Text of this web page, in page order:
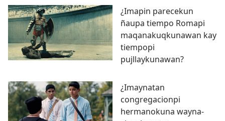
¿Imapin parecekun
ñaupa tiempo Romapi
maqanakuqkunawan kay
tiempopi
pujllaykunawan?
¿Imaynatan
congregacionpi
hermanokuna wayna-